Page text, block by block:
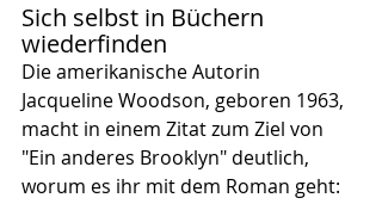
Sich selbst in Büchern
wiederfinden
Die amerikanische Autorin
Jacqueline Woodson, geboren 1963,
macht in einem Zitat zum Ziel von
"Ein anderes Brooklyn" deutlich,
worum es ihr mit dem Roman geht: